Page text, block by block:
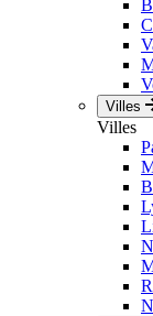
Villes
Villes